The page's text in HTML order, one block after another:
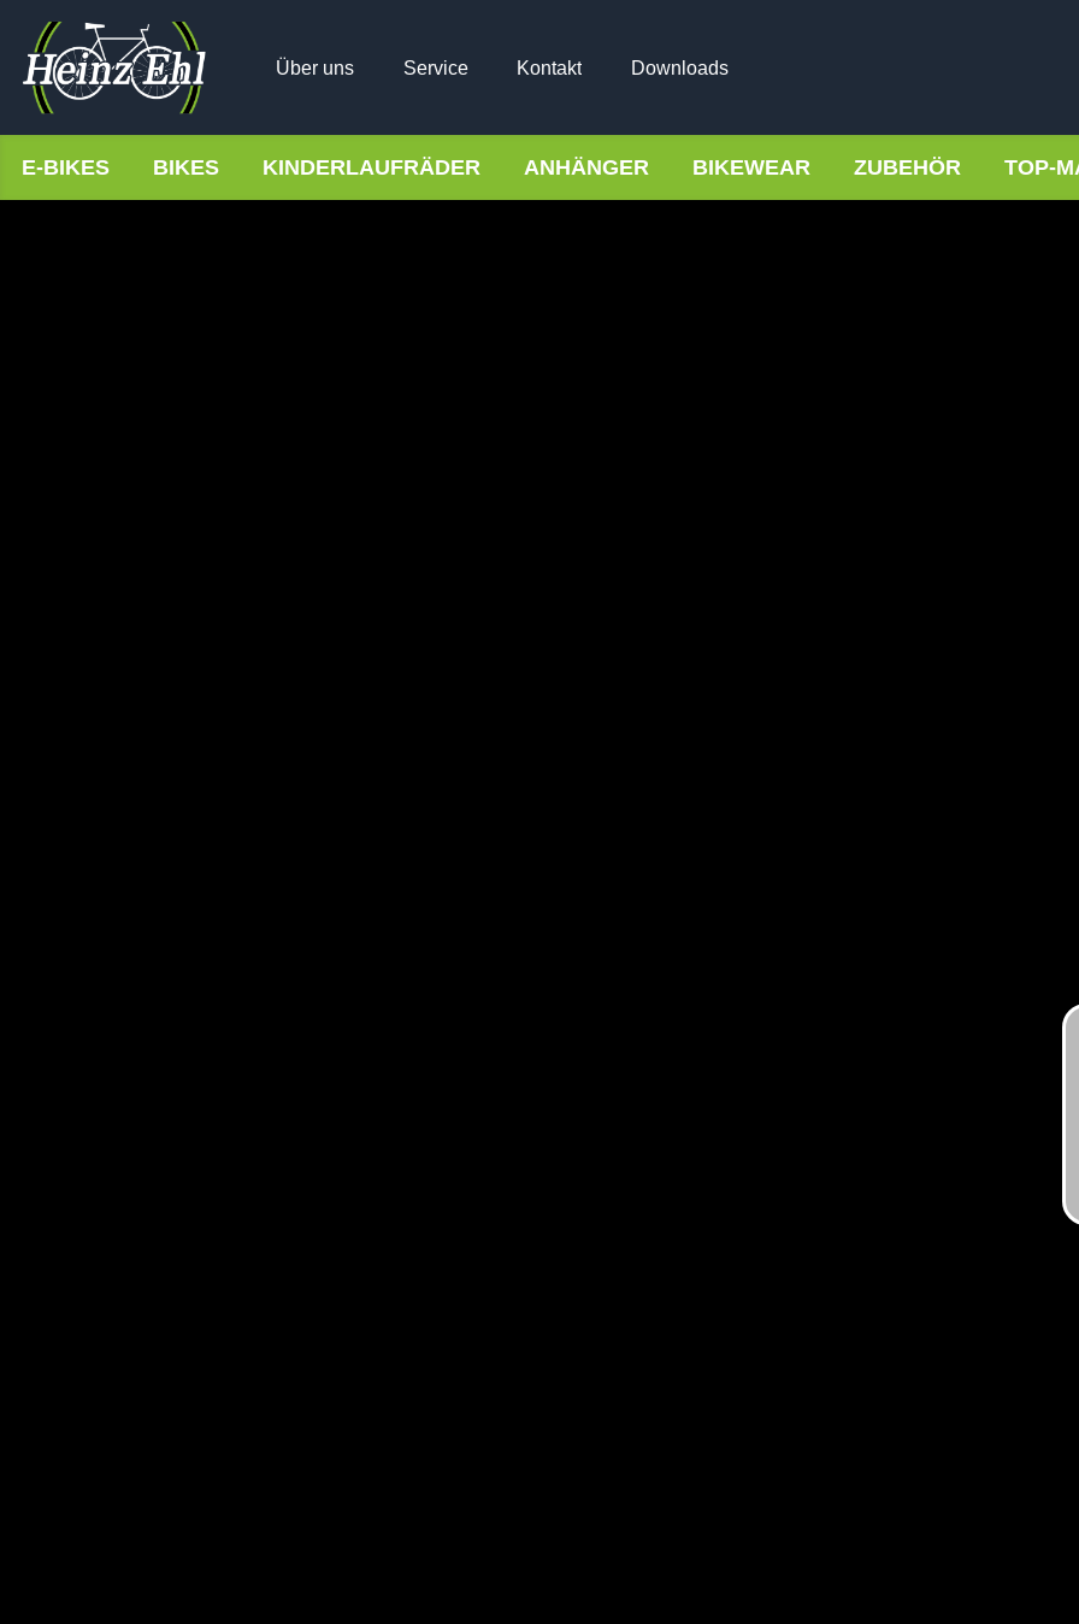
Über uns Service Kontakt Downloads
E-BIKES BIKES KINDERLAUFRÄDER ANHÄNGER BIKEWEAR ZUBEHÖR TOP-